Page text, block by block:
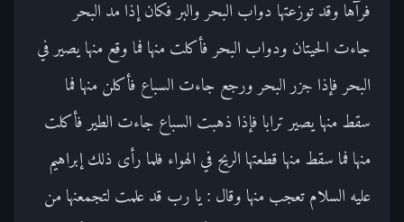
فرآها وقد توزعتها دواب البحر والبر فكان إذا مد البحر
جاءت الحيتان ودواب البحر فأكلت منها فما وقع منها يصير في
البحر فإذا جزر البحر ورجع جاءت السباع فأكلن منها فما
سقط منها يصير ترابا فإذا ذهبت السباع جاءت الطير فأكلت
منها فما سقط منها قطعتها الريح في الهواء فلما رأى ذلك إبراهيم
عليه السلام تعجب منها وقال : يا رب قد علمت لتجمعنها من